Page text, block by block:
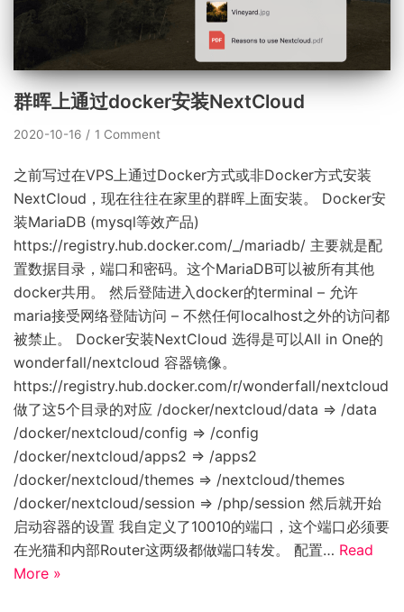
群晖上通过docker安装NextCloud
2020-10-16 1 Comment
之前写过在VPS上通过Docker方式或非Docker方式安装
NextCloud，现在往往在家里的群晖上面安装。 Docker安
装MariaDB (mysql等效产品)
https://registry.hub.docker.com/_/mariadb/ 主要就是配
置数据目录，端口和密码。这个MariaDB可以被所有其他
docker共用。 然后登陆进入docker的terminal – 允许
maria接受网络登陆访问 – 不然任何localhost之外的访问都
被禁止。 Docker安装NextCloud 选得是可以All in One的
wonderfall/nextcloud 容器镜像。
https://registry.hub.docker.com/r/wonderfall/nextcloud
做了这5个目录的对应 /docker/nextcloud/data => /data
/docker/nextcloud/config => /config
/docker/nextcloud/apps2 => /apps2
/docker/nextcloud/themes => /nextcloud/themes
/docker/nextcloud/session => /php/session 然后就开始
启动容器的设置 我自定义了10010的端口，这个端口必须要
在光猫和内部Router这两级都做端口转发。 配置… Read
More »